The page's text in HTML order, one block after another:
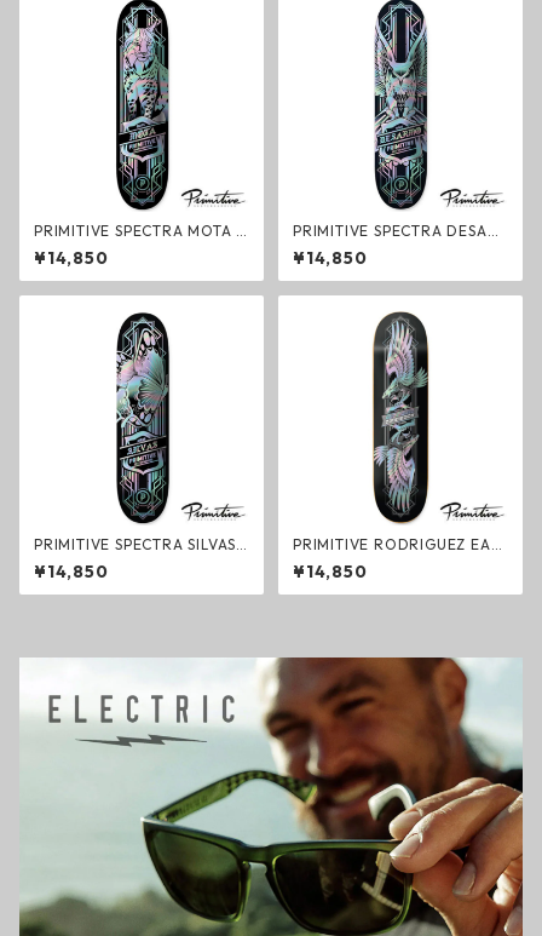
PRIMITIVE SPECTRA MOTA L
YNX Deck デッキ スケートボ
ード プリミティブ
¥14,850
PRIMITIVE SPECTRA DESAR
MO OWL Deck デッキ スケー
トボード プリミティブ
¥14,850
PRIMITIVE SPECTRA SILVAS
BUTTERFLY Deck デッキ スケ
ートボード プリミティブ
¥14,850
PRIMITIVE RODRIGUEZ EAG
LE BLACK Deck デッキ スケー
トボード プリミティブ
¥14,850